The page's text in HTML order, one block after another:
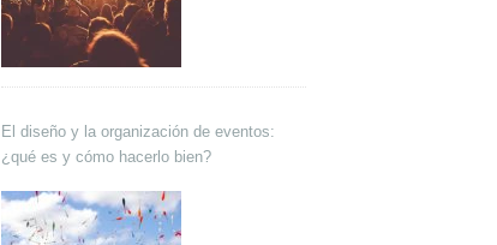
El diseño y la organización de eventos:
¿qué es y cómo hacerlo bien?